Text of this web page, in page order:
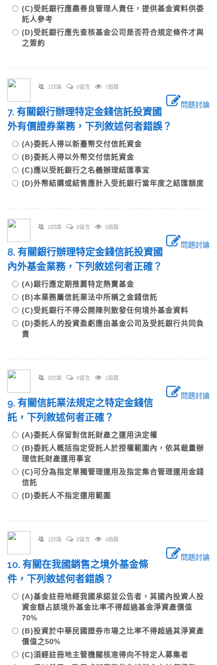
(C)受託銀行應盡善良管理人責任，提供基金資料供委
託人參考
(D)受託銀行應先查核基金公司是否符合規定條件才與
之簽約
1討論 0留言 7追蹤
問題討論
7. 有關銀行辦理特定金錢信託投資國
外有價證券業務，下列敘述何者錯誤？
(A)委託人得以新臺幣交付信託資金
(B)委託人得以外幣交付信託資金
(C)應以受託銀行之名義辦理結匯事宜
(D)外幣結購或結售應計入受託銀行當年度之結匯額度
0討論 0留言 0追蹤
問題討論
8. 有關銀行辦理特定金錢信託投資國
內外基金業務，下列敘述何者正確？
(A)銀行應定期推薦特定熱賣基金
(B)本業務屬信託業法中所稱之金錢信託
(C)受託銀行不得公開陳列散發任何境外基金資料
(D)委託人的投資盈虧應由基金公司及受託銀行共同負
責
0討論 0留言 1追蹤
問題討論
9. 有關信託業法規定之特定金錢信
託，下列敘述何者正確？
(A)委託人保留對信託財產之運用決定權
(B)委託人概括指定受託人於授權範圍內，依其裁量辦
理信託財產運用事宜
(C)可分為指定單獨管理運用及指定集合管理運用金錢
信託
(D)委託人不指定運用範圍
1討論 0留言 4追蹤
問題討論
10. 有關在我國銷售之境外基金條
件，下列敘述何者錯誤？
(A)基金註冊地經我國承認並公告者，其國內投資人投
資金額占該境外基金比率不得超過基金淨資產價值
70%
(B)投資於中華民國證券市場之比率不得超過其淨資產
價值之50%
(C)須經註冊地主管機關核准得向不特定人募集者